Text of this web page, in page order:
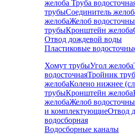
желоба Труба
трубыСоединитель
желобаЖелоб
трубыКронштейн желоба
Отвод дождевой воды
Пластиковые
Хомут трубыУгол желоба
водосточнаяТройник
желобаКолено нижнее
трубыКронштейн желоба
желобаЖелоб
и комплектующиеОтвод
водосборная
Водосборные каналы